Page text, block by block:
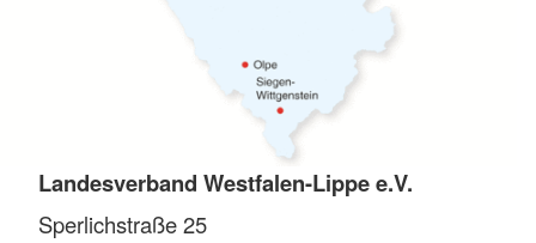
Landesverband Westfalen-Lippe e.V.
Sperlichstraße 25